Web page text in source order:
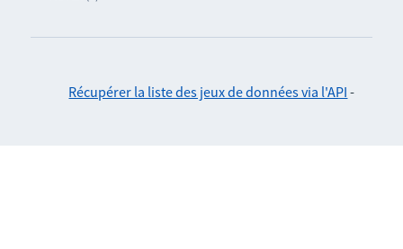
Récupérer la liste des jeux de données via l'API -